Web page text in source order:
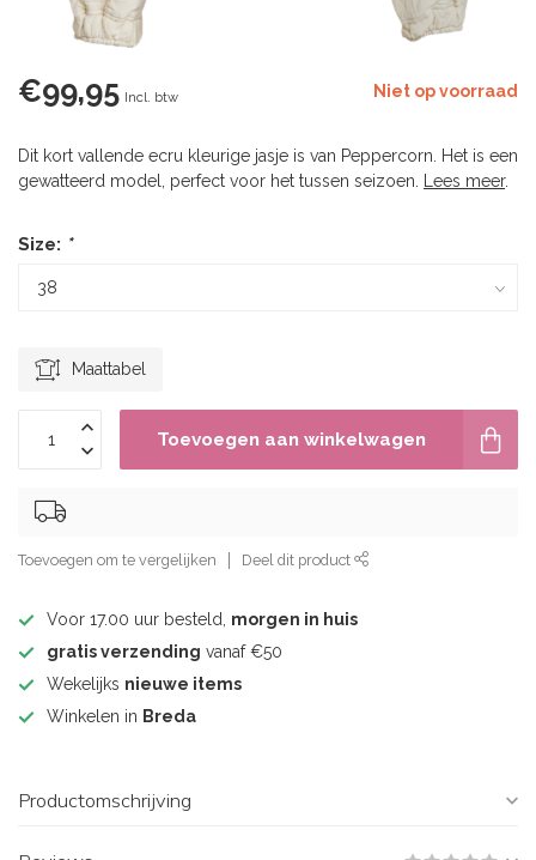
€99,95 Incl. btw Niet op voorraad
Dit kort vallende ecru kleurige jasje is van Peppercorn. Het is een
gewatteerd model, perfect voor het tussen seizoen.
Lees meer.
Size: *
Maattabel
Toevoegen aan winkelwagen
Toevoegen om te vergelijken Deel dit product
Voor 17.00 uur besteld, morgen in huis
gratis verzending vanaf €50
Wekelijks nieuwe items
Winkelen in Breda
Productomschrijving